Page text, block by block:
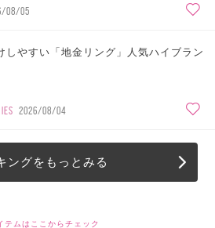
08/05
しやすい「地金リング」人気ハイブラン
2026/08/04
ングをもっとみる
テムはここからチェック